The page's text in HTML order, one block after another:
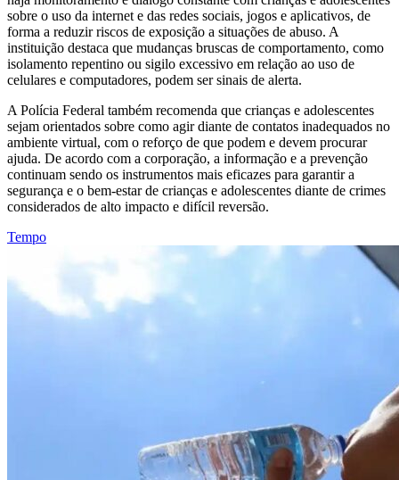
sobre o uso da internet e das redes sociais, jogos e aplicativos, de
forma a reduzir riscos de exposição a situações de abuso. A
instituição destaca que mudanças bruscas de comportamento, como
isolamento repentino ou sigilo excessivo em relação ao uso de
celulares e computadores, podem ser sinais de alerta.
A Polícia Federal também recomenda que crianças e adolescentes
sejam orientados sobre como agir diante de contatos inadequados no
ambiente virtual, com o reforço de que podem e devem procurar
ajuda. De acordo com a corporação, a informação e a prevenção
continuam sendo os instrumentos mais eficazes para garantir a
segurança e o bem-estar de crianças e adolescentes diante de crimes
considerados de alto impacto e difícil reversão.
Tempo